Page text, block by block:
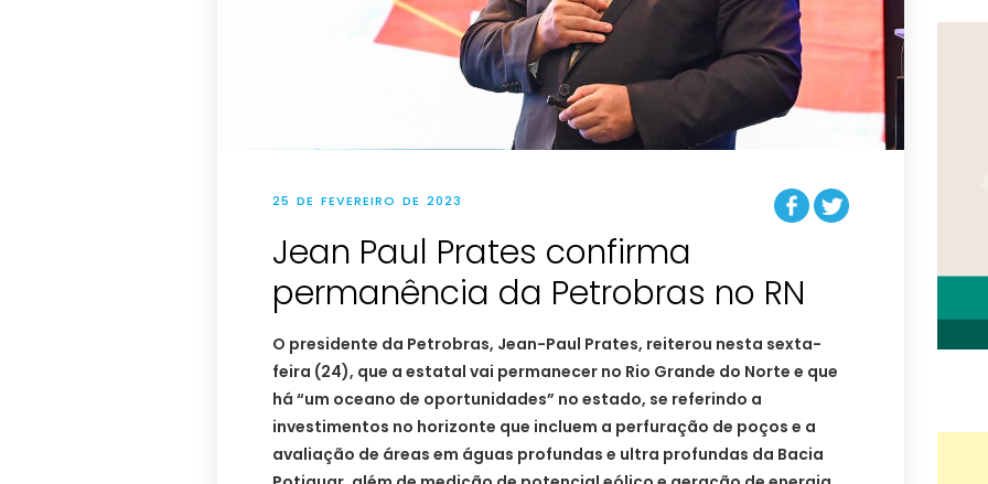
25 DE FEVEREIRO DE 2023
Jean Paul Prates confirma
permanência da Petrobras no RN
O presidente da Petrobras, Jean-Paul Prates, reiterou nesta sexta-
feira (24), que a estatal vai permanecer no Rio Grande do Norte e que
há “um oceano de oportunidades” no estado, se referindo a
investimentos no horizonte que incluem a perfuração de poços e a
avaliação de áreas em águas profundas e ultra profundas da Bacia